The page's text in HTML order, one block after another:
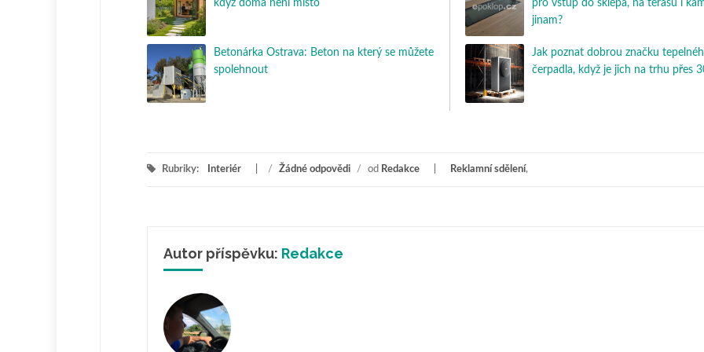
když doma není místo
Betonárka Ostrava: Beton na který se můžete
spolehnout
pro vstup do sklepa, na terasu i
jinam?
Jak poznat dobrou značku
čerpadla, když je jich na trhu přes
Rubriky: Interiér / Žádné odpovědi / od Redakce Reklamní sdělení,
Autor příspěvku: Redakce